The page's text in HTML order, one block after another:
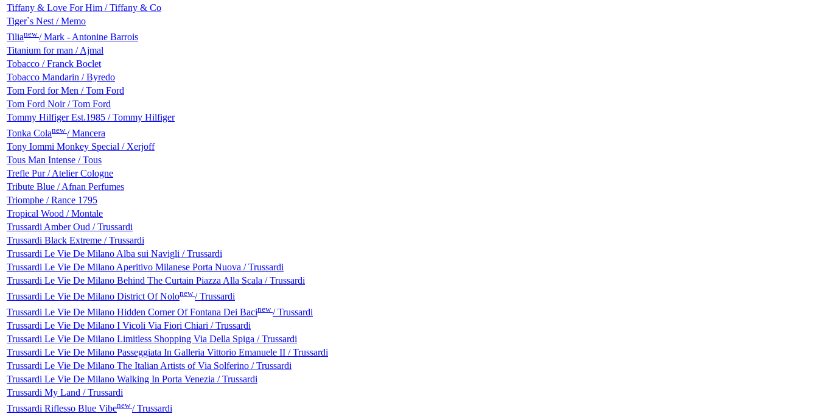
Tiffany & Love For Him / Tiffany & Co
Tiger`s Nest / Memo
Tilianew/ Mark - Antonine Barrois
Titanium for man / Ajmal
Tobacco / Franck Boclet
Tobacco Mandarin / Byredo
Tom Ford for Men / Tom Ford
Tom Ford Noir / Tom Ford
Tommy Hilfiger Est.1985 / Tommy Hilfiger
Tonka Colanew/ Mancera
Tony Iommi Monkey Special / Xerjoff
Tous Man Intense / Tous
Trefle Pur / Atelier Cologne
Tribute Blue / Afnan Perfumes
Triomphe / Rance 1795
Tropical Wood / Montale
Trussardi Amber Oud / Trussardi
Trussardi Black Extreme / Trussardi
Trussardi Le Vie De Milano Alba sui Navigli / Trussardi
Trussardi Le Vie De Milano Aperitivo Milanese Porta Nuova / Trussardi
Trussardi Le Vie De Milano Behind The Curtain Piazza Alla Scala / Trussardi
Trussardi Le Vie De Milano District Of Nolonew/ Trussardi
Trussardi Le Vie De Milano Hidden Corner Of Fontana Dei Bacinew/ Trussardi
Trussardi Le Vie De Milano I Vicoli Via Fiori Chiari / Trussardi
Trussardi Le Vie De Milano Limitless Shopping Via Della Spiga / Trussardi
Trussardi Le Vie De Milano Passeggiata In Galleria Vittorio Emanuele II / Trussardi
Trussardi Le Vie De Milano The Italian Artists of Via Solferino / Trussardi
Trussardi Le Vie De Milano Walking In Porta Venezia / Trussardi
Trussardi My Land / Trussardi
Trussardi Riflesso Blue Vibenew/ Trussardi